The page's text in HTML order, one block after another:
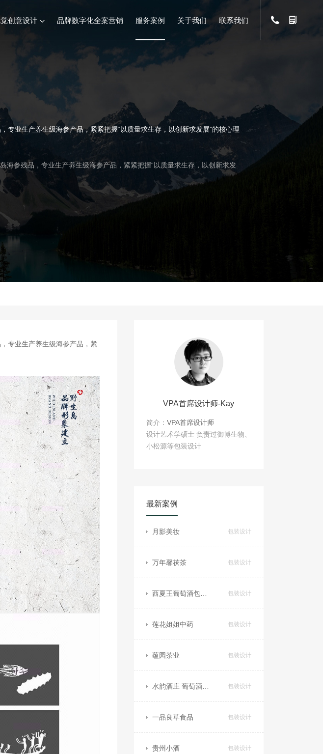
设计
设计
划设计
划设计
划设计
划设计
创意设计
产品包装设计
画册设计/宣传册
SI空间设计
品牌数字化全案营销 服务案例 关于我们 联系我们
业生产养生级海参产品，紧紧把握“以质量求生存，以创新求发展”的核心理
参残品，专业生产养生级海参产品，紧紧把握“以质量求生存，以创新求发
专业生产养生级海参产品，紧
VPA首席设计师-Kay
简介： VPA首席设计师
设计艺术学硕士 负责过御博生物、
小松源等包装设计
最新案例
月影美妆 包装设计
万年馨茯茶 包装设计
西夏王葡萄酒包装设计 包装设计
莲花姐姐中药 包装设计
蕴园茶业 包装设计
水韵酒庄 葡萄酒包装 包装设计
一品良草食品 包装设计
贵州小酒 包装设计